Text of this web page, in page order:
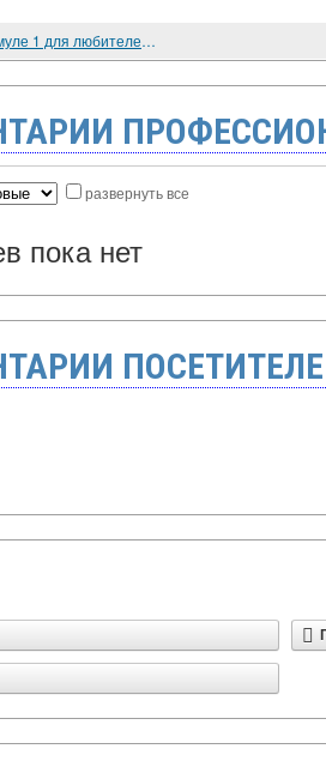
Полезные факты о Формуле 1 для любителей ставок
развернуть все
пока нет